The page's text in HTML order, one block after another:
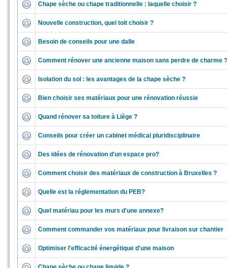
Chape sèche ou chape traditionnelle : laquelle choisir ?
Nouvelle construction, quel toit choisir ?
Besoin de conseils pour une dalle
Comment rénover une ancienne maison sans perdre de charme ?
Isolation du sol : les avantages de la chape sèche ?
Bien choisir ses matériaux pour une rénovation réussie
Quand rénover sa toiture à Liège ?
Conseils pour créer un cabinet médical pluridisciplinaire
Des idées de rénovation d'un espace pro?
Comment choisir des matériaux de construction à Bruxelles ?
Quelle est la réglementation du PEB?
Quel matériau pour les murs d'une annexe?
Comment commander vos matériaux pour livraison sur chantier
Optimiser l'efficacité énergétique d'une maison